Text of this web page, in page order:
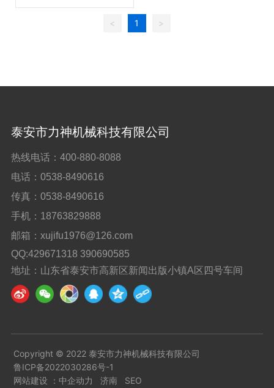
钢性强，耐磨损，冲压次数
< 1 >
泰安市力神机械科技有限公司
热线电话： 400-880-8088
电话： 0538-8490616
传真： 0538-8490616
手机： 18763829888
邮箱： xujifu1976@126.com
QQ:429671318 390690585
地址：山东省泰安市高新区新闻出版小镇A区四号车间
Copyright © 2022 泰安市力神机械科技有限公司
鲁ICP备2022030286号-1
网站建设 ： 中企动力 济南 SEO